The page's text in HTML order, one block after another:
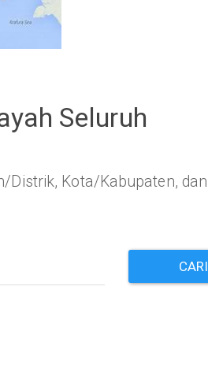
Seluruh
Distrik, Kota/Kabupaten, dan
CARI